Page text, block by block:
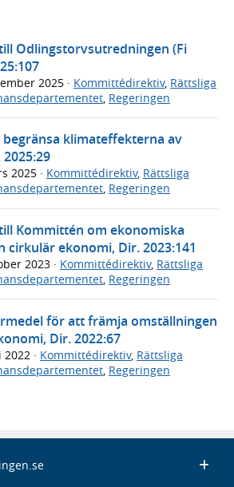
Odlingstorvsutredningen (Fi
2025 · Kommittédirektiv, Rättsliga
Regeringen
klimateffekterna av
2025 · Kommittédirektiv, Rättsliga
, Regeringen
Kommittén om ekonomiska
cirkulär ekonomi, Dir. 2023:141
2023 · Kommittédirektiv, Rättsliga
, Regeringen
för att främja omställningen
Dir. 2022:67
2022 · Kommittédirektiv, Rättsliga
Regeringen